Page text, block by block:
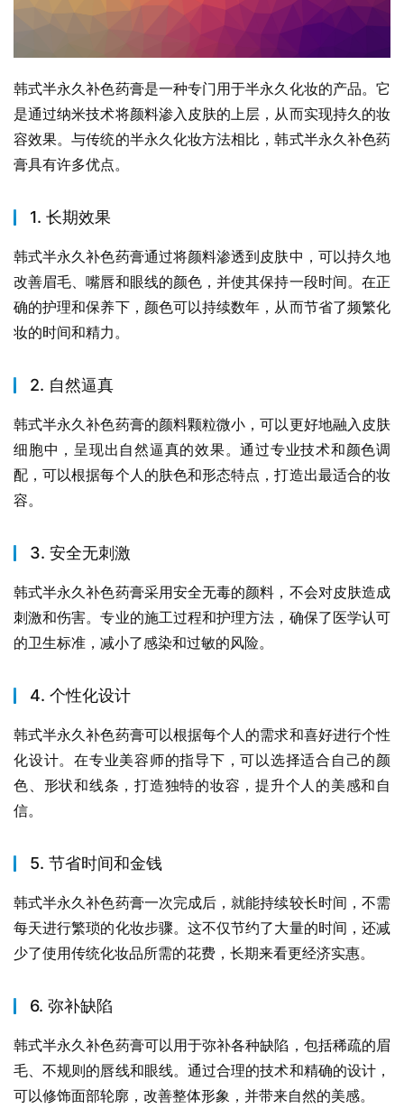
韩式半永久补色药膏是一种专门用于半永久化妆的产品。它
是通过纳米技术将颜料渗入皮肤的上层，从而实现持久的妆
容效果。与传统的半永久化妆方法相比，韩式半永久补色药
膏具有许多优点。
1. 长期效果
韩式半永久补色药膏通过将颜料渗透到皮肤中，可以持久地
改善眉毛、嘴唇和眼线的颜色，并使其保持一段时间。在正
确的护理和保养下，颜色可以持续数年，从而节省了频繁化
妆的时间和精力。
2. 自然逼真
韩式半永久补色药膏的颜料颗粒微小，可以更好地融入皮肤
细胞中，呈现出自然逼真的效果。通过专业技术和颜色调
配，可以根据每个人的肤色和形态特点，打造出最适合的妆
容。
3. 安全无刺激
韩式半永久补色药膏采用安全无毒的颜料，不会对皮肤造成
刺激和伤害。专业的施工过程和护理方法，确保了医学认可
的卫生标准，减小了感染和过敏的风险。
4. 个性化设计
韩式半永久补色药膏可以根据每个人的需求和喜好进行个性
化设计。在专业美容师的指导下，可以选择适合自己的颜
色、形状和线条，打造独特的妆容，提升个人的美感和自
信。
5. 节省时间和金钱
韩式半永久补色药膏一次完成后，就能持续较长时间，不需
每天进行繁琐的化妆步骤。这不仅节约了大量的时间，还减
少了使用传统化妆品所需的花费，长期来看更经济实惠。
6. 弥补缺陷
韩式半永久补色药膏可以用于弥补各种缺陷，包括稀疏的眉
毛、不规则的唇线和眼线。通过合理的技术和精确的设计，
可以修饰面部轮廓，改善整体形象，并带来自然的美感。